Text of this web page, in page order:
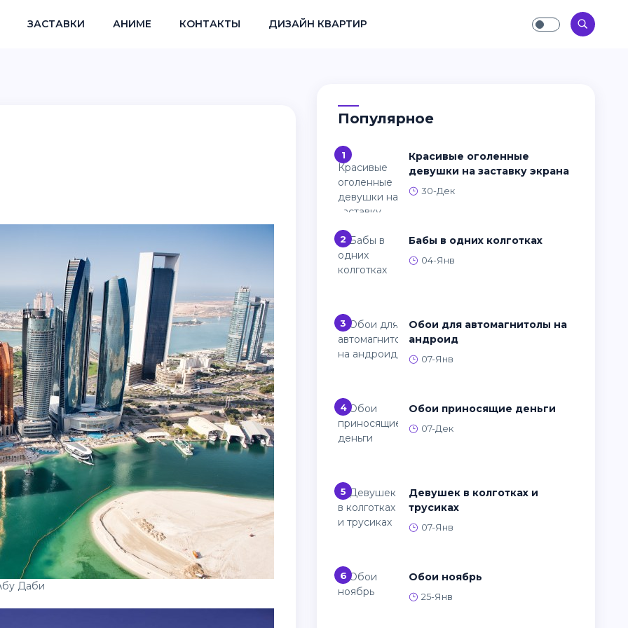
ЗАСТАВКИ АНИМЕ КОНТАКТЫ ДИЗАЙН КВАРТИР
Даби
Популярное
1
Красивые оголенные
девушки на заставку экрана
30-Дек
2 Бабы в одних колготках
04-Янв
3
Обои для автомагнитолы на
андроид
07-Янв
4 Обои приносящие деньги
07-Дек
5
Девушек в колготках и
трусиках
07-Янв
6 Обои ноябрь
25-Янв